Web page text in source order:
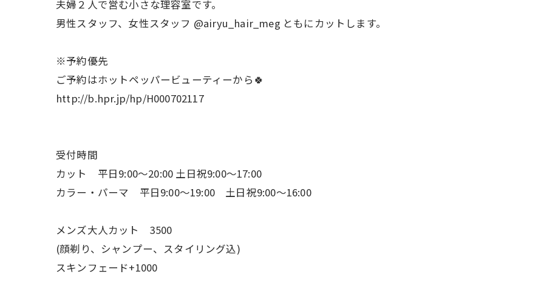
夫婦２人で営む小さな理容室です。
男性スタッフ、女性スタッフ @airyu_hair_meg ともにカットします。
※予約優先
ご予約はホットペッパービューティーから🍀
http://b.hpr.jp/hp/H000702117
受付時間
カット 平日9:00〜20:00 土日祝9:00〜17:00
カラー・パーマ 平日9:00〜19:00 土日祝9:00〜16:00
メンズ大人カット 3500
(顔剃り、シャンプー、スタイリング込)
スキンフェード+1000